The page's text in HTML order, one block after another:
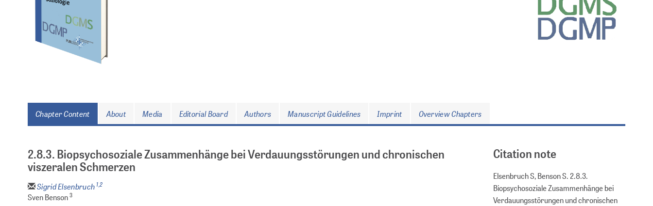
Chapter Content About Media Editorial Board Authors Manuscript Guidelines Imprint Overview Chapters
2.8.3. Biopsychosoziale Zusammenhänge bei Verdauungsstörungen und chronischen
viszeralen Schmerzen
Sigrid Elsenbruch1,2
Sven Benson3
Citation note
Elsenbruch S, Benson S. 2.8.3.
Biopsychosoziale Zusammenhänge bei
Verdauungsstörungen und chronischen